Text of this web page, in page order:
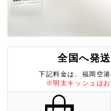
全国へ発
下記料金は、福岡空
※明太キッシュはお